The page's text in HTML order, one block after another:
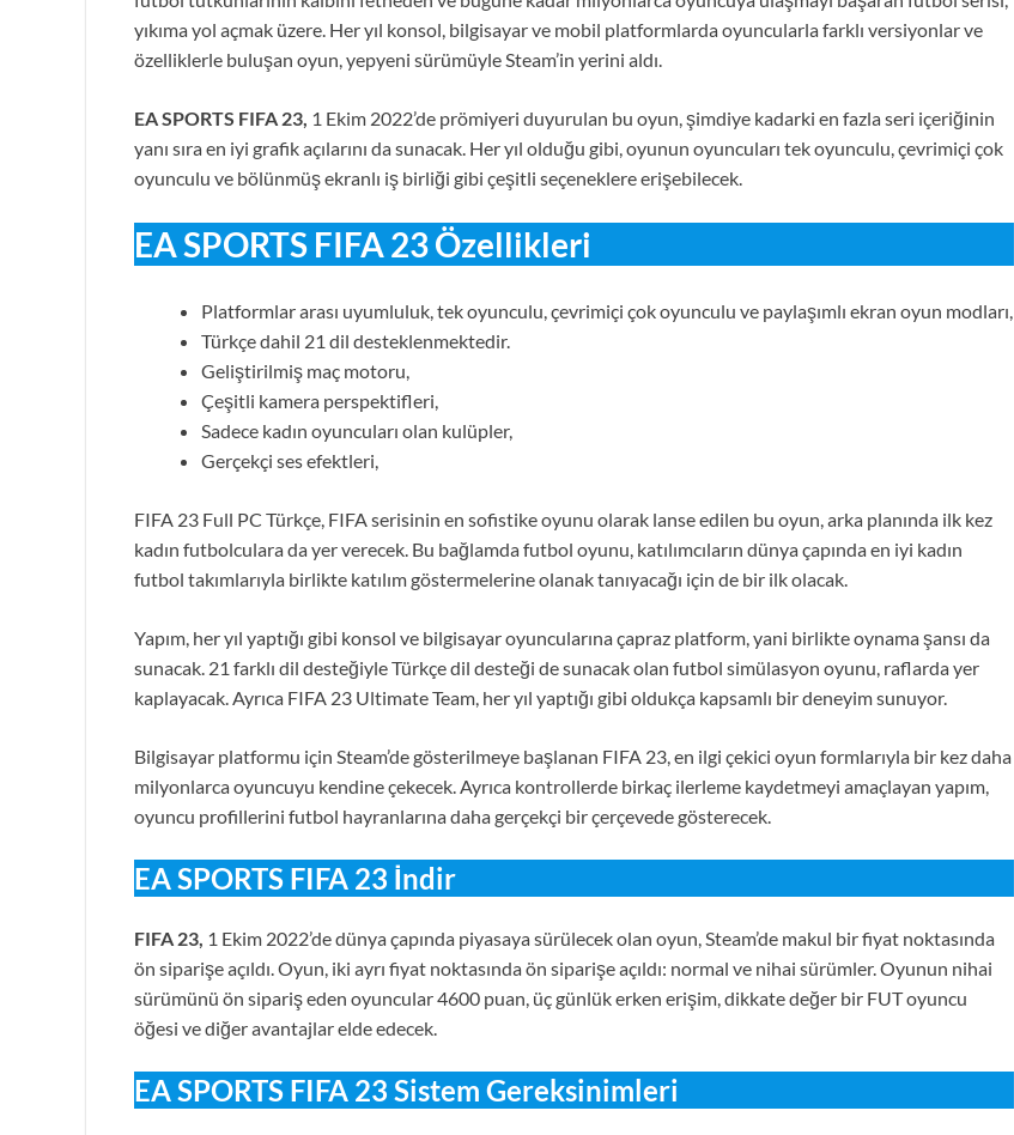
yıkıma yol açmak üzere. Her yıl konsol, bilgisayar ve mobil platformlarda oyuncularla farklı versiyonlar ve
özelliklerle buluşan oyun, yepyeni sürümüyle Steam’in yerini aldı.
EA SPORTS FIFA 23, 1 Ekim 2022’de prömiyeri duyurulan bu oyun, şimdiye kadarki en fazla seri içeriğinin
yanı sıra en iyi grafik açılarını da sunacak. Her yıl olduğu gibi, oyunun oyuncuları tek oyunculu, çevrimiçi çok
oyunculu ve bölünmüş ekranlı iş birliği gibi çeşitli seçeneklere erişebilecek.
EA SPORTS FIFA 23 Özellikleri
Platformlar arası uyumluluk, tek oyunculu, çevrimiçi çok oyunculu ve paylaşımlı ekran oyun modları,
Türkçe dahil 21 dil desteklenmektedir.
Geliştirilmiş maç motoru,
Çeşitli kamera perspektifleri,
Sadece kadın oyuncuları olan kulüpler,
Gerçekçi ses efektleri,
FIFA 23 Full PC Türkçe, FIFA serisinin en sofistike oyunu olarak lanse edilen bu oyun, arka planında ilk kez
kadın futbolculara da yer verecek. Bu bağlamda futbol oyunu, katılımcıların dünya çapında en iyi kadın
futbol takımlarıyla birlikte katılım göstermelerine olanak tanıyacağı için de bir ilk olacak.
Yapım, her yıl yaptığı gibi konsol ve bilgisayar oyuncularına çapraz platform, yani birlikte oynama şansı da
sunacak. 21 farklı dil desteğiyle Türkçe dil desteği de sunacak olan futbol simülasyon oyunu, raflarda yer
kaplayacak. Ayrıca FIFA 23 Ultimate Team, her yıl yaptığı gibi oldukça kapsamlı bir deneyim sunuyor.
Bilgisayar platformu için Steam’de gösterilmeye başlanan FIFA 23, en ilgi çekici oyun formlarıyla bir kez daha
milyonlarca oyuncuyu kendine çekecek. Ayrıca kontrollerde birkaç ilerleme kaydetmeyi amaçlayan yapım,
oyuncu profillerini futbol hayranlarına daha gerçekçi bir çerçevede gösterecek.
EA SPORTS FIFA 23 İndir
FIFA 23, 1 Ekim 2022’de dünya çapında piyasaya sürülecek olan oyun, Steam’de makul bir fiyat noktasında
ön siparişe açıldı. Oyun, iki ayrı fiyat noktasında ön siparişe açıldı: normal ve nihai sürümler. Oyunun nihai
sürümünü ön sipariş eden oyuncular 4600 puan, üç günlük erken erişim, dikkate değer bir FUT oyuncu
öğesi ve diğer avantajlar elde edecek.
EA SPORTS FIFA 23 Sistem Gereksinimleri